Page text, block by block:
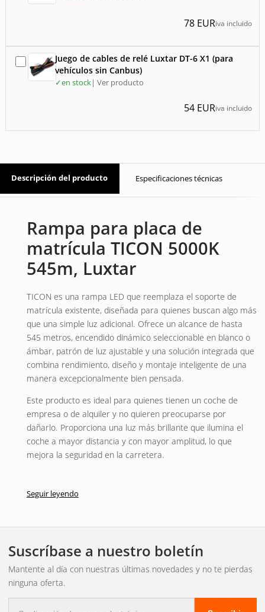
78 EURiva incluido
Juego de cables de relé Luxtar DT-6 X1 (para
vehículos sin Canbus)
✓en stock| Ver producto
54 EURiva incluido
Descripción del producto Especificaciones técnicas
Rampa para placa de
matrícula TICON 5000K
545m, Luxtar
TICON es una rampa LED que reemplaza el soporte de
matrícula existente, diseñada para quienes buscan algo más
que una simple luz adicional. Ofrece un alcance de hasta
545 metros, encendido dinámico seleccionable en blanco o
ámbar, patrón de luz ajustable y una solución integrada que
combina rendimiento, diseño y montaje inteligente de una
manera excepcionalmente bien pensada.
Este producto es ideal para quienes tienen un coche de
empresa o de alquiler y no quieren preocuparse por
dañarlo. Proporciona una luz más brillante que ilumina el
coche a mayor distancia y con mayor amplitud, lo que
mejora la seguridad en la carretera.
largo alcance y control total.
mayor control que las soluciones tradicionales. No se trata
integrada para la matrícula que combina hasta 8600
lúmenes en modo Boost con un alcance de 545 metros a 1
Seguir leyendo
Suscríbase a nuestro boletín
Mantente al día con nuestras últimas novedades y no te pierdas
ninguna oferta.